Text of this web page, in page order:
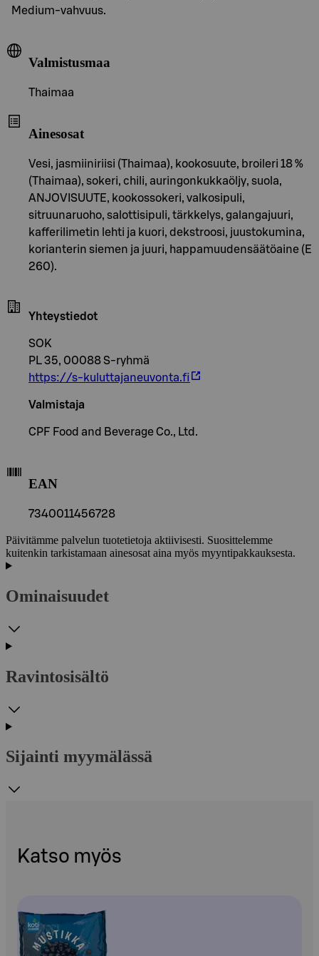
Medium-vahvuus.
Valmistusmaa
Thaimaa
Ainesosat
Vesi, jasmiiniriisi (Thaimaa), kookosuute, broileri 18 %
(Thaimaa), sokeri, chili, auringonkukkaöljy, suola,
ANJOVISUUTE, kookossokeri, valkosipuli,
sitruunaruoho, salottisipuli, tärkkelys, galangajuuri,
kafferilimetin lehti ja kuori, dekstroosi, juustokumina,
korianterin siemen ja juuri, happamuudensäätöaine (E
260).
Yhteystiedot
SOK
PL 35, 00088 S-ryhmä
https://s-kuluttajaneuvonta.fi
Valmistaja
CPF Food and Beverage Co., Ltd.
EAN
7340011456728
Päivitämme palvelun tuotetietoja aktiivisesti. Suosittelemme
kuitenkin tarkistamaan ainesosat aina myös myyntipakkauksesta.
Ominaisuudet
Ravintosisältö
Sijainti myymälässä
Katso myös